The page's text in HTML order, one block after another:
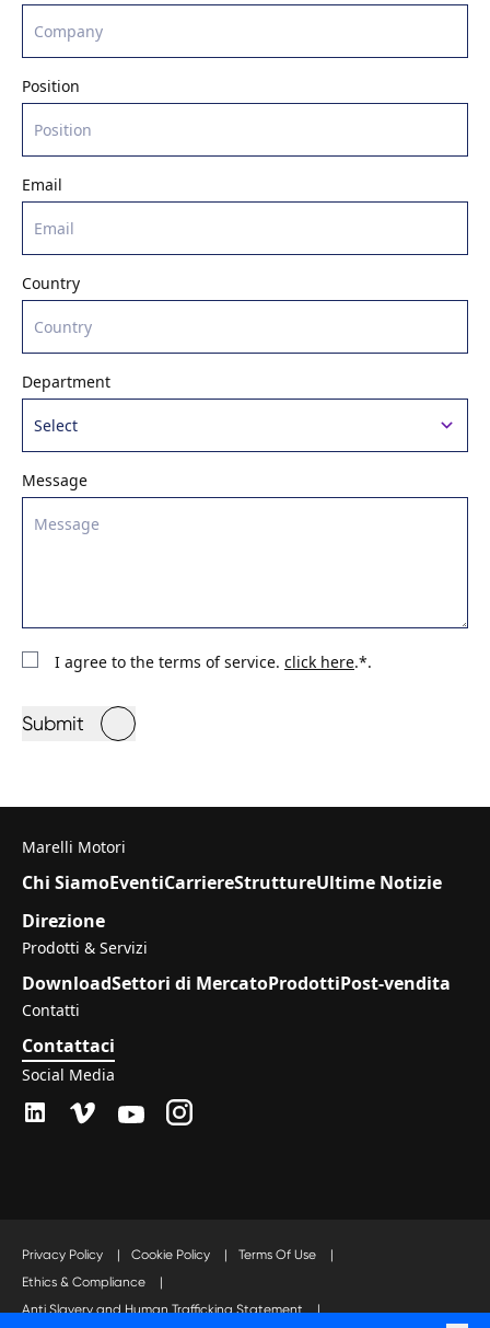
Position
Email
Country
Department
Message
I agree to the terms of service. click here.*.
Submit
Marelli Motori
Chi SiamoEventiCarriereStruttureUltime Notizie
Direzione
Prodotti & Servizi
DownloadSettori di MercatoProdottiPost-vendita
Contatti
Contattaci
Social Media
Privacy Policy | Cookie Policy | Terms Of Use
|
Ethics & Compliance
|
Anti Slavery and Human Trafficking Statement
|